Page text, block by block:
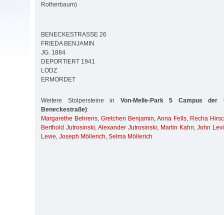
Rotherbaum)
BENECKESTRASSE 26
FRIEDA BENJAMIN
JG. 1884
DEPORTIERT 1941
LODZ
ERMORDET
Weitere Stolpersteine in Von-Melle-Park 5 Campus der
Beneckestraße):
Margarethe Behrens, Gretchen Benjamin, Anna Fells, Recha
Berthold Jutrosinski, Alexander Jutrosinski, Martin Kahn,John
Levie, Joseph Möllerich, Selma Möllerich